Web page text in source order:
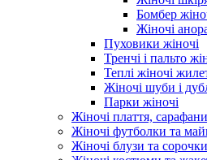
Бомбер
Жіночі
Пуховики жіночі
Тренчі і пальто
Теплі жіночі
Жіночі шуби і
Парки жіночі
Жіночі плаття,
Жіночі футболки та
Жіночі блузи та сорочки